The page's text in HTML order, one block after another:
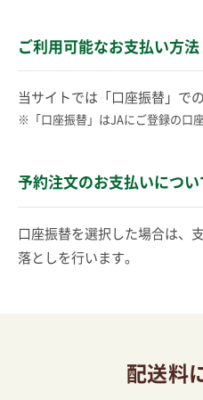
ご利用可能なお支払い方法
当サイトでは「口座振替」で
※「口座振替」はJAにご登録の口
予約注文のお支払いについ
口座振替を選択した場合は、
落としを行います。
配送料